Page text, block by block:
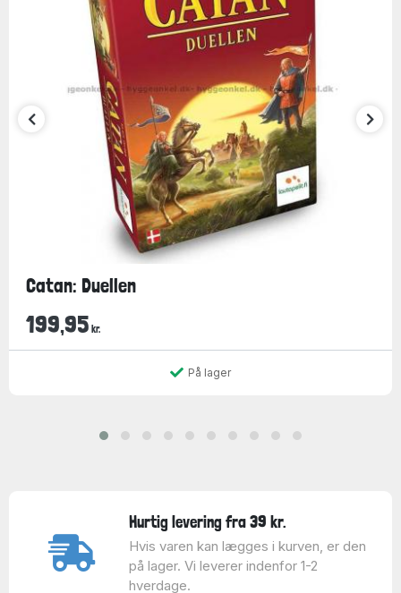
Catan: Duellen
199,95 kr.
På lager
Hurtig levering fra 39 kr.
Hvis varen kan lægges i kurven, er den
på lager. Vi leverer indenfor 1-2
hverdage.